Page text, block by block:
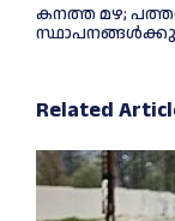
കനത്ത മഴ;
Related